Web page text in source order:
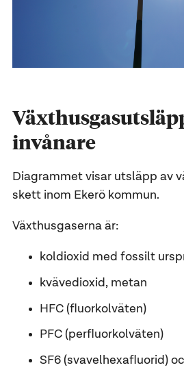
invånare
Diagrammet visar utsläpp av
skett inom Ekerö kommun.
Växthusgaserna är:
koldioxid med fossilt
kvävedioxid, metan
HFC (fluorkolväten)
PFC (perfluorkolväten)
SF6 (svavelhexafluorid)